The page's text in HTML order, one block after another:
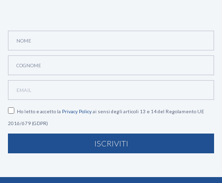
Ho letto e accetto la Privacy Policyai sensi degli articoli 13 e 14 del Regolamento UE
2016/679 (GDPR)
ISCRIVITI